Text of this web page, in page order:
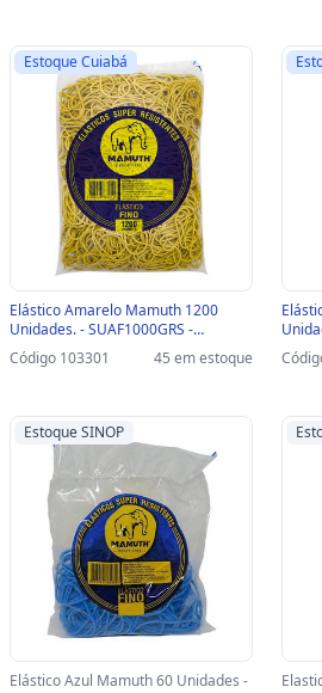
Estoque Cuiabá
Elástico Amarelo Mamuth 1200
Unidades. - SUAF1000GRS -
SUAF1000GRS
Código 103301 45 em estoque
Estoque SINOP
Elástico Azul Mamuth 60 Unidades -